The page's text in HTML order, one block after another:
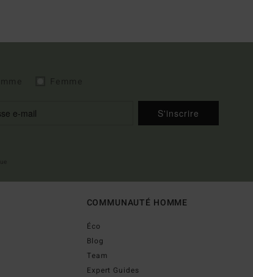
S'inscrire
COMMUNAUTÉ HOMME
Éco
Blog
Team
Expert Guides